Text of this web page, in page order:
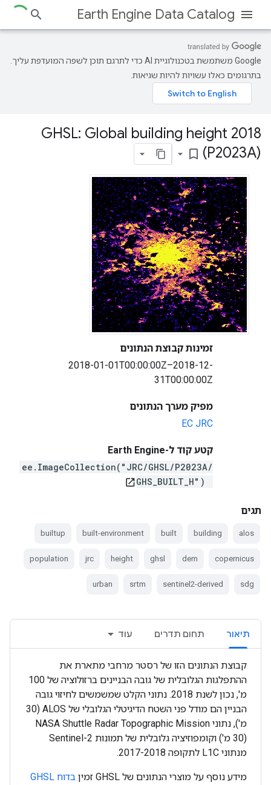
Earth Engine Data Catalog
‫Google משתמשת בטכנולוגיית AI כדי לתרגם תוכן לשפה המועדפת עליך.
בתרגומים כאלו עשויות להיות שגיאות.
GHSL: Global building height 2018
(P2023A)
bookmark_border
זמינות קבוצת הנתונים
2018-01-01T00:00:00Z–2018-12-
31T00:00:00Z
מפיק מערך הנתונים
EC JRC
קטע קוד ל-Earth Engine
ee.ImageCollection("JRC/GHSL/P2023A/
GHS_BUILT_H")
open_in_new
תגים
alos
building
built
built-environment
builtup
copernicus
dem
ghsl
height
jrc
population
sdg
sentinel2-derived
srtm
urban
תיאור תחום תדרים עוד
קבוצת הנתונים הזו של רסטר מרחבי מתארת את
ההתפלגות הגלובלית של גובה הבניינים ברזולוציה של 100
מ', נכון לשנת 2018. נתוני הקלט שמשמשים לחיזוי גובה
הבניין הם מודל פני השטח הדיגיטלי הגלובלי של ALOS ‏(30
(30 מ') וקומפוזיציה גלובלית של תמונות Sentinel-2
מנתוני L1C לתקופה 2017-2018.
מידע נוסף על מוצרי הנתונים של GHSL זמין
בדוח GHSL